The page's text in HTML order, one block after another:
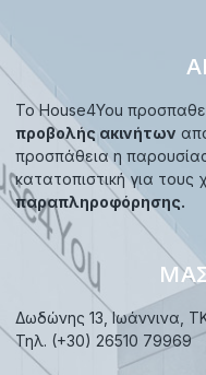
Το House4You
προβολής ακινήτων
προσπάθεια η
κατατοπιστική για τους
παραπληροφόρησης.
Δωδώνης 13, Ιωάννινα,
Τηλ. (+30) 26510 79969